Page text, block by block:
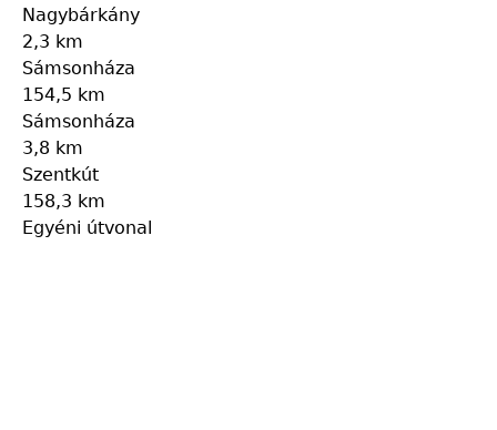
Nagybárkány
2,3 km
Sámsonháza
154,5 km
Sámsonháza
3,8 km
Szentkút
158,3 km
Egyéni útvonal